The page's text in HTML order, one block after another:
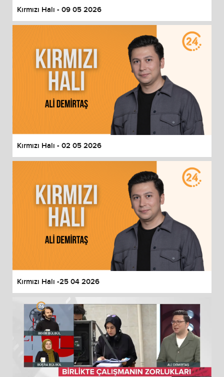
Kırmızı Halı - 09 05 2026
Kırmızı Halı - 02 05 2026
Kırmızı Halı -25 04 2026